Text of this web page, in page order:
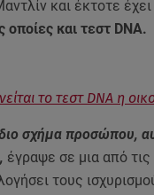
και έκτοτε
οποίες και τεστ DNA.
το τεστ DNA η
σχήμα προσώπου,
έγραψε σε μια από
τους